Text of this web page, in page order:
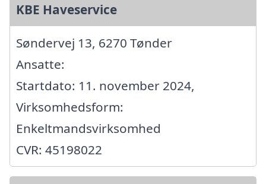
KBE Haveservice
Søndervej 13, 6270 Tønder
Ansatte:
Startdato: 11. november 2024,
Virksomhedsform:
Enkeltmandsvirksomhed
CVR: 45198022